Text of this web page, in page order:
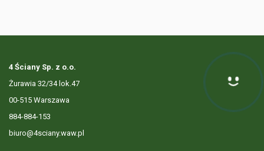
4 Ściany Sp. z o.o.
Żurawia 32/34 lok.47
00-515 Warszawa
884-884-153
biuro@4sciany.waw.pl